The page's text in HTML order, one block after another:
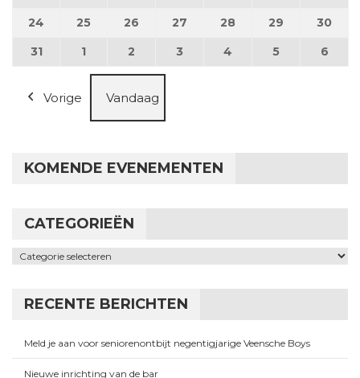
24 24 augustus 2026
25 25 augustus 2026
26 26 augustus 2026
27 27 augustus 2026
28 28 augustus 2026
29 29 30
3131 augustus 2026
1 1 september 2026
2 2 september 2026
3 3 september 2026
4 4 september 2026
5 5 6
Vorige Vandaag
KOMENDE EVENEMENTEN
CATEGORIEËN
Categorieën
RECENTE BERICHTEN
Meld je aan voor seniorenontbijt negentigjarige Veensche Boys
Nieuwe inrichting van de bar